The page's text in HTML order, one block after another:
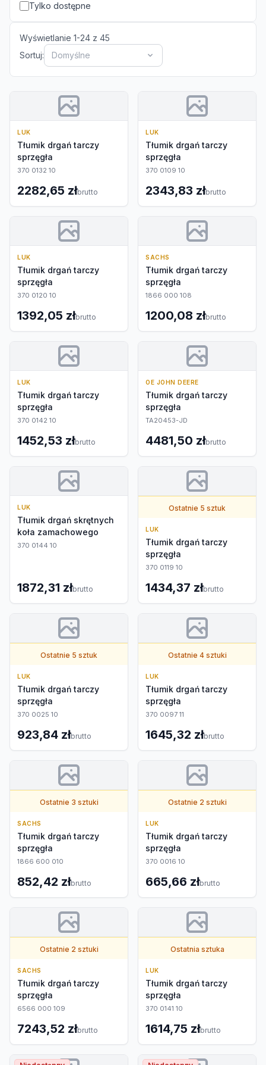
Tylko dostępne
Wyświetlanie 1-24 z 45
Sortuj:
Domyślne
LUK
Tłumik drgań tarczy
sprzęgła
370 0132 10
2282,65 złbrutto
LUK
Tłumik drgań tarczy
sprzęgła
370 0109 10
2343,83 złbrutto
LUK
Tłumik drgań tarczy
sprzęgła
370 0120 10
1392,05 złbrutto
SACHS
Tłumik drgań tarczy
sprzęgła
1866 000 108
1200,08 złbrutto
LUK
Tłumik drgań tarczy
sprzęgła
370 0142 10
1452,53 złbrutto
OE JOHN DEERE
Tłumik drgań tarczy
sprzęgła
TA20453-JD
4481,50 złbrutto
LUK
Tłumik drgań skrętnych
koła zamachowego
370 0144 10
1872,31 złbrutto
Ostatnie 5 sztuk
LUK
Tłumik drgań tarczy
sprzęgła
370 0119 10
1434,37 złbrutto
Ostatnie 5 sztuk
LUK
Tłumik drgań tarczy
sprzęgła
370 0025 10
923,84 złbrutto
Ostatnie 4 sztuki
LUK
Tłumik drgań tarczy
sprzęgła
370 0097 11
1645,32 złbrutto
Ostatnie 3 sztuki
SACHS
Tłumik drgań tarczy
sprzęgła
1866 600 010
852,42 złbrutto
Ostatnie 2 sztuki
LUK
Tłumik drgań tarczy
sprzęgła
370 0016 10
665,66 złbrutto
Ostatnie 2 sztuki
SACHS
Tłumik drgań tarczy
sprzęgła
6566 000 109
7243,52 złbrutto
Ostatnia sztuka
LUK
Tłumik drgań tarczy
sprzęgła
370 0141 10
1614,75 złbrutto